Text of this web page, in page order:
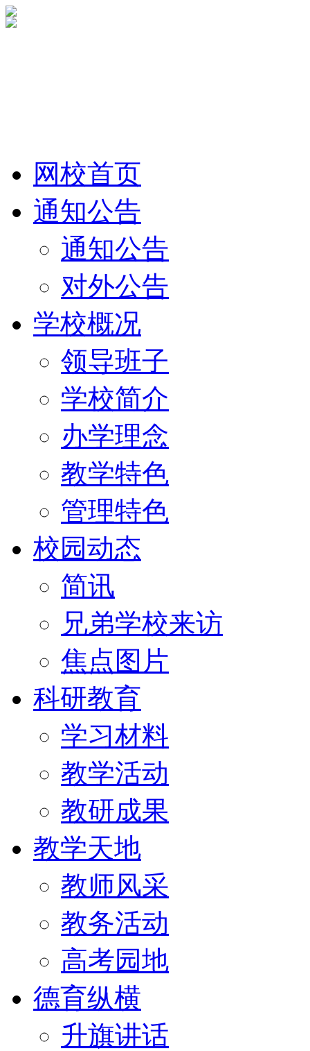
网校首页
通知公告
通知公告
对外公告
学校概况
领导班子
学校简介
办学理念
教学特色
管理特色
校园动态
简讯
兄弟学校来访
焦点图片
科研教育
学习材料
教学活动
教研成果
教学天地
教师风采
教务活动
高考园地
德育纵横
升旗讲话